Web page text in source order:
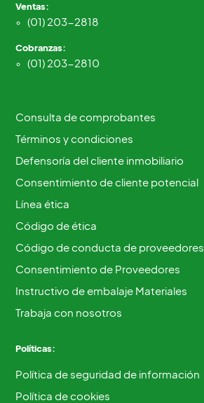
Ventas:
(01) 203-2818
Cobranzas:
(01) 203-2810
Consulta de comprobantes
Términos y condiciones
Defensoría del cliente inmobiliario
Consentimiento de cliente potencial
Línea ética
Código de ética
Código de conducta de proveedores
Consentimiento de Proveedores
Instructivo de embalaje Materiales
Trabaja con nosotros
Políticas:
Política de seguridad de información
Política de cookies